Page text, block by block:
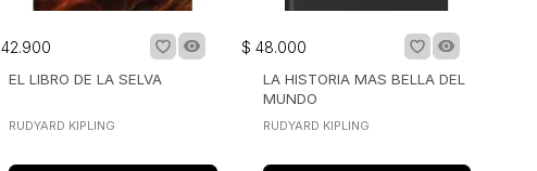
42.900
EL LIBRO DE LA SELVA
RUDYARD KIPLING
$ 48.000
LA HISTORIA MAS BELLA DEL
MUNDO
RUDYARD KIPLING